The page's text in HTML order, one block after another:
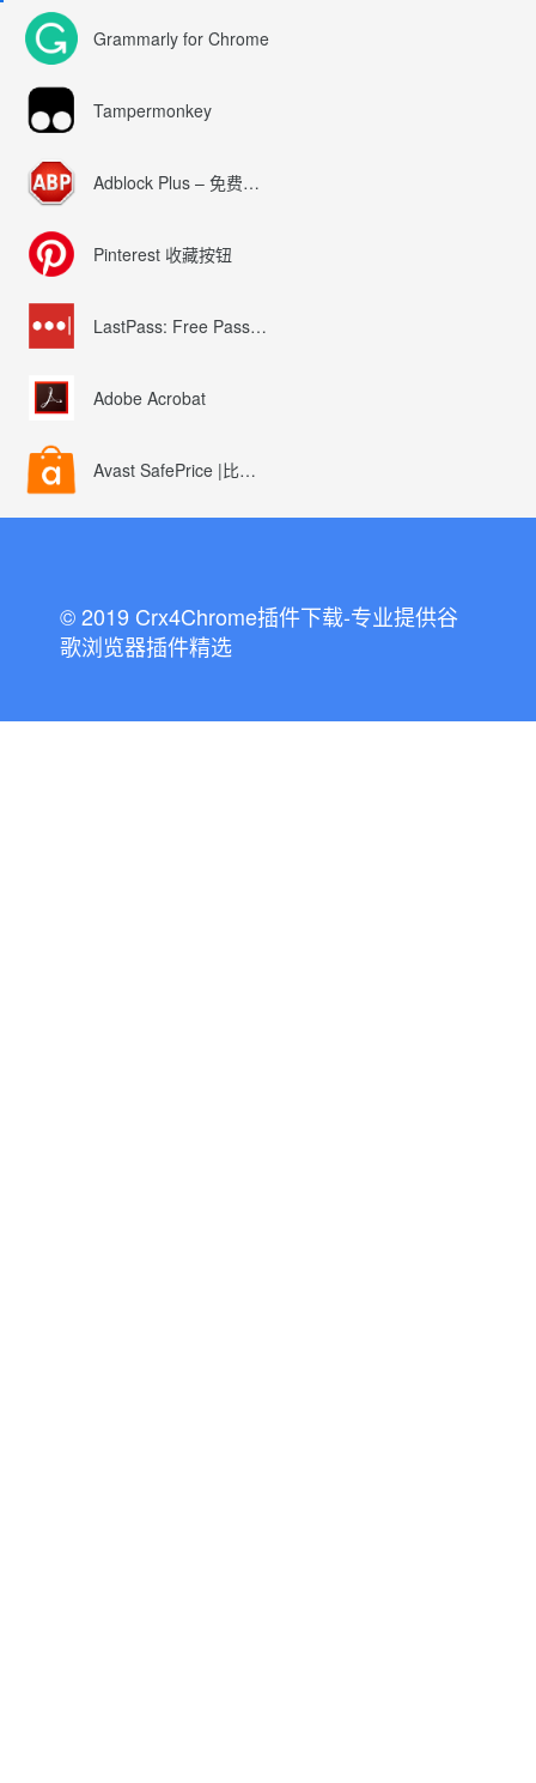
Grammarly for Chrome
Tampermonkey
Adblock Plus – 免费的广告拦截器
Pinterest 收藏按钮
LastPass: Free Password Manager
Adobe Acrobat
Avast SafePrice |比较、交易、优惠券
© 2019 Crx4Chrome插件下载-专业提供谷
歌浏览器插件精选